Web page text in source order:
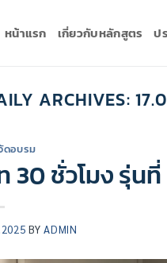
หน้าแรก เกี่ยวกับหลักสูตร ป
ARCHIVES:
ดอบรม
ชั่วโมง รุ่นที่
BYADMIN